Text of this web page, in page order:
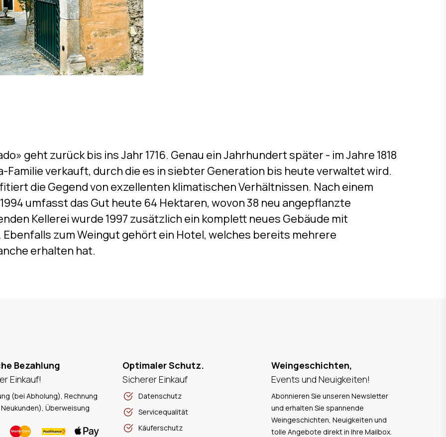
geht zurück bis ins Jahr 1716. Genau ein Jahrhundert später - im Jahre 1818
Familie verkauft, durch die es in siebter Generation bis heute verwaltet wird.
die Gegend von exzellenten klimatischen Verhältnissen. Nach einem
umfasst das Gut heute 64 Hektaren, wovon 38 neu angepflanzte
Kellerei wurde 1997 zusätzlich ein komplett neues Gebäude mit
zum Weingut gehört ein Hotel, welches bereits mehrere
erhalten hat.
Bezahlung
Einkauf!
(bei Abholung), Rechnung
Überweisung
Optimaler Schutz.
Sicherer Einkauf
Datenschutz
Servicequalität
Käuferschutz
Weingeschichten,
Events und Neuigkeiten!
Abonnieren Sie unseren Newsletter
und erhalten Sie spannende
Weingeschichten, Neuigkeiten und
tolle Angebote direkt in Ihre Mailbox.